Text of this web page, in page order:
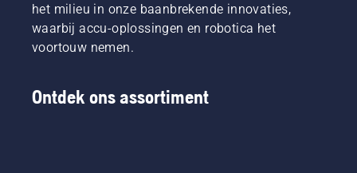
het milieu in onze baanbrekende innovaties,
waarbij accu-oplossingen en robotica het
voortouw nemen.
Ontdek ons assortiment